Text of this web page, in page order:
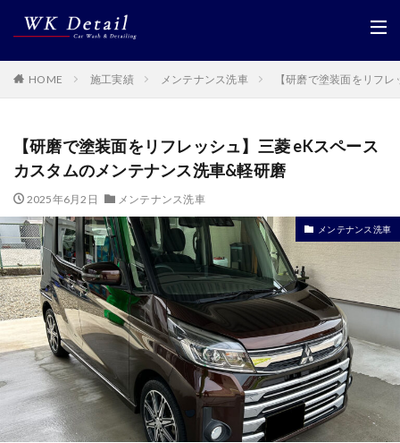
HOME 施工実績 メンテナンス洗車 【研磨で塗装面をリフ
【研磨で塗装面をリフレッシュ】三菱 eKスペース
カスタムのメンテナンス洗車&軽研磨
2025年6月2日 メンテナンス洗車
メンテナンス洗車